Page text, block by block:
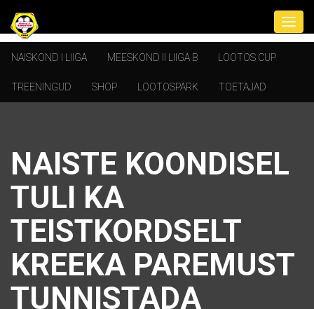
NAISKOND I LIIGA MEESKOND II LIIGA B LOOTOS CUP
TREENINGUD SHOP LOOTOSPARK TOETAJAD
NAISTE KOONDISEL
TULI KA
TEISTKORDSELT
KREEKA PAREMUST
TUNNISTADA